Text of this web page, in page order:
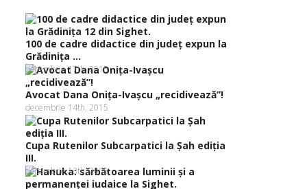
100 de cadre didactice din judeţ expun la
Grădiniţa ...
decembrie 17th, 2015
Avocat Dana Oniţa-Ivaşcu „recidivează”!
decembrie 14th, 2015
Cupa Rutenilor Subcarpatici la Şah ediţia
III.
decembrie 13th, 2015